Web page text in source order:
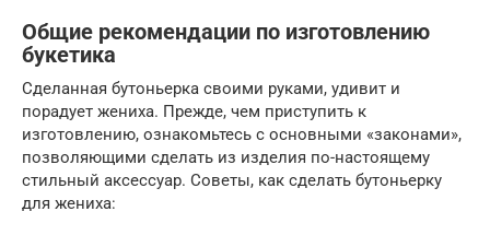
Общие рекомендации по изготовлению
букетика
Сделанная бутоньерка своими руками, удивит и
порадует жениха. Прежде, чем приступить к
изготовлению, ознакомьтесь с основными «законами»,
позволяющими сделать из изделия по-настоящему
стильный аксессуар. Советы, как сделать бутоньерку
для жениха: